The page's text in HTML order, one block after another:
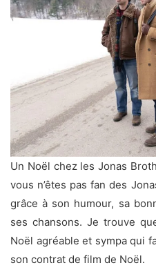
Un Noël chez les Jonas
vous n’êtes pas fan des
grâce à son humour, sa
ses chansons. Je trouve
Noël agréable et sympa qui
son contrat de film de Noël.